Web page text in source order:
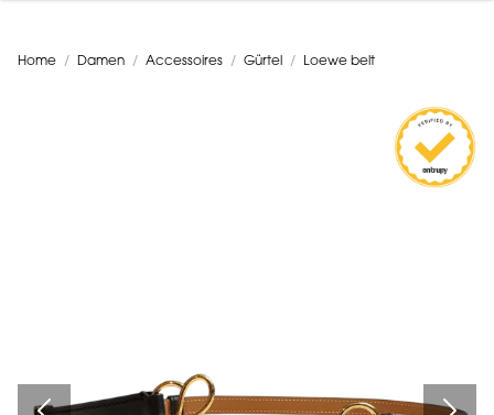
Home / Damen / Accessoires / Gürtel / Loewe belt